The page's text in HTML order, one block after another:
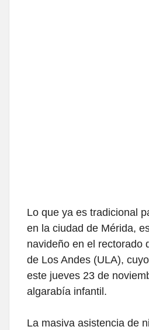
Lo que ya es tradicional
en la ciudad de Mérida,
navideño en el rectorado
de Los Andes (ULA),
este jueves 23 de
algarabía infantil.
La masiva asistencia de